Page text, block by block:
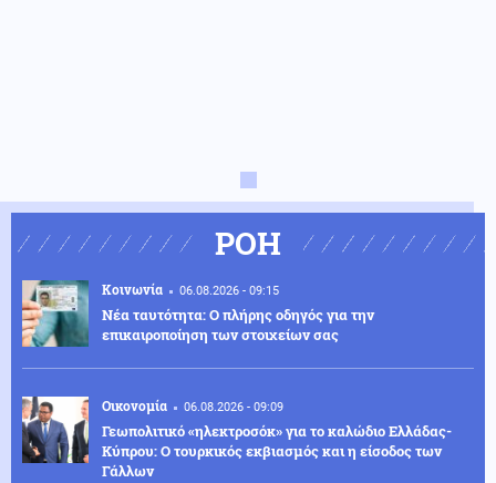
ΡΟΗ
Κοινωνία 06.08.2026 - 09:15
Νέα ταυτότητα: Ο πλήρης οδηγός για την
επικαιροποίηση των στοιχείων σας
Οικονομία 06.08.2026 - 09:09
Γεωπολιτικό «ηλεκτροσόκ» για το καλώδιο Ελλάδας-
Κύπρου: Ο τουρκικός εκβιασμός και η είσοδος των
Γάλλων